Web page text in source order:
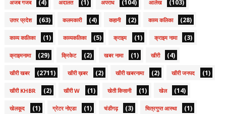
अजब गजब (4) अदालत (1) अपराध (104) आलेख (103)
उत्तर प्रदेश (63) कलमकारी (4) कहानी (2) काव्य कलिका (28)
काव्य कालिका (1) काव्यकलिका (5) क्राइम (1) क्राइम नामा (3)
क्राइमनामा (29) क्रिकेट (2) खबर नामा (1) खीरी (4)
खीरी खबर (2711) खीरी ख़बर (2) खीरी खबरनामा (2) खीरी जनपद (1)
खीरी KHBR (2) खीरी W (1) खेती किसानी (1) खेल (14)
खेलकूद (1) ग्रेटर नोएडा (1) चंडीगढ़ (3) चित्रगुप्त आस्था (1)